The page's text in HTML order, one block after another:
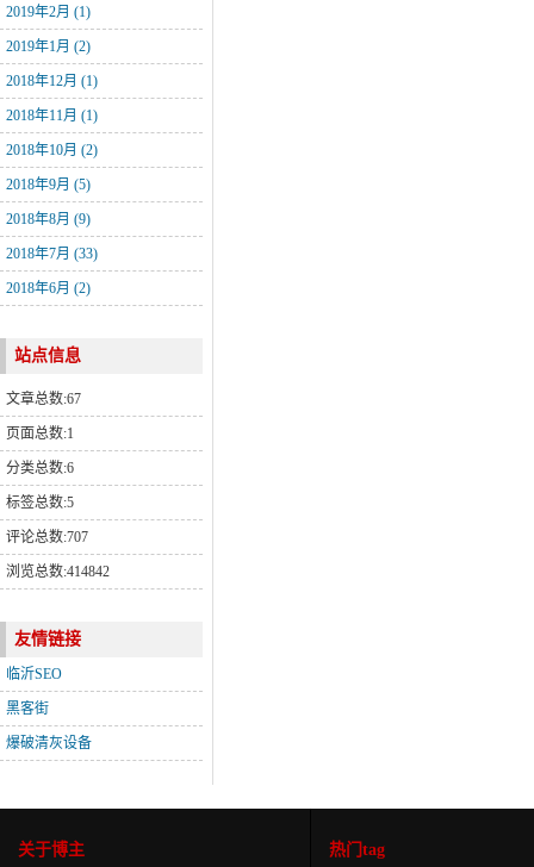
2019年2月 (1)
2019年1月 (2)
2018年12月 (1)
2018年11月 (1)
2018年10月 (2)
2018年9月 (5)
2018年8月 (9)
2018年7月 (33)
2018年6月 (2)
站点信息
文章总数:67
页面总数:1
分类总数:6
标签总数:5
评论总数:707
浏览总数:414842
友情链接
临沂SEO
黑客街
爆破清灰设备
关于博主 热门tag